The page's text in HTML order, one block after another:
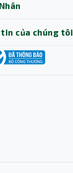
của chúng tôi